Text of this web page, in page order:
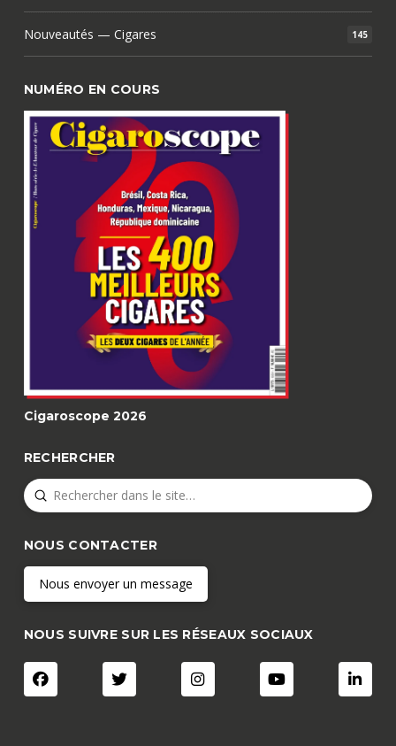
Nouveautés — Cigares 145
NUMÉRO EN COURS
Cigaroscope 2026
RECHERCHER
Search
Submit
NOUS CONTACTER
Nous envoyer un message
NOUS SUIVRE SUR LES RÉSEAUX SOCIAUX